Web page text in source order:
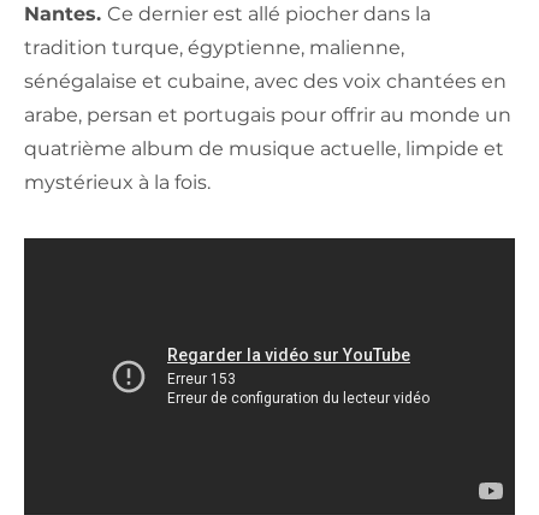
Nantes. Ce dernier est allé piocher dans la
tradition turque, égyptienne, malienne,
sénégalaise et cubaine, avec des voix chantées en
arabe, persan et portugais pour offrir au monde un
quatrième album de musique actuelle, limpide et
mystérieux à la fois.